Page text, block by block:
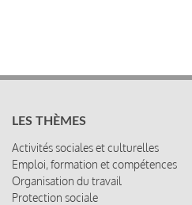
LES THÈMES
Activités sociales et culturelles
Emploi, formation et compétences
Organisation du travail
Protection sociale